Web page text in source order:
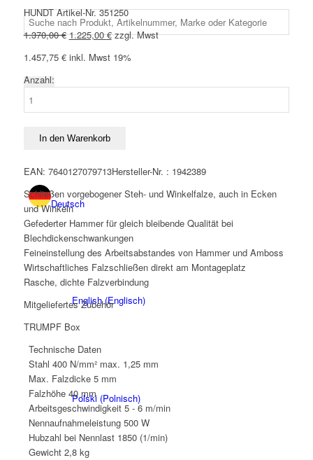
Deutsch
English(Englisch)
Polski(Polnisch)
HUNDT Artikel-Nr. 351250
1.370,00€Ursprünglicher
war:
1.225,00€Aktueller
ist:
zzgl. Mwst
1.457,75 €inkl. Mwst 19%
Anzahl:
In den Warenkorb
EAN: 7640127079713Hersteller-Nr. : 1942389
Schließen vorgebogener Steh- und Winkelfalze, auch in Ecken
und Winkeln
Gefederter Hammer für gleich bleibende Qualität bei
Blechdickenschwankungen
Feineinstellung des Arbeitsabstandes von Hammer und Amboss
Wirtschaftliches Falzschließen direkt am Montageplatz
Rasche, dichte Falzverbindung
Mitgeliefertes Zubehör
TRUMPF Box
Technische Daten
Stahl 400 N/mm² max. 1,25 mm
Max. Falzdicke 5 mm
Falzhöhe 40 mm
Arbeitsgeschwindigkeit 5 - 6 m/min
Nennaufnahmeleistung 500 W
Hubzahl bei Nennlast 1850 (1/min)
Gewicht 2,8 kg